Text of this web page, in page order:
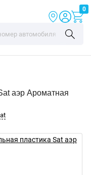
0
аэр Ароматная